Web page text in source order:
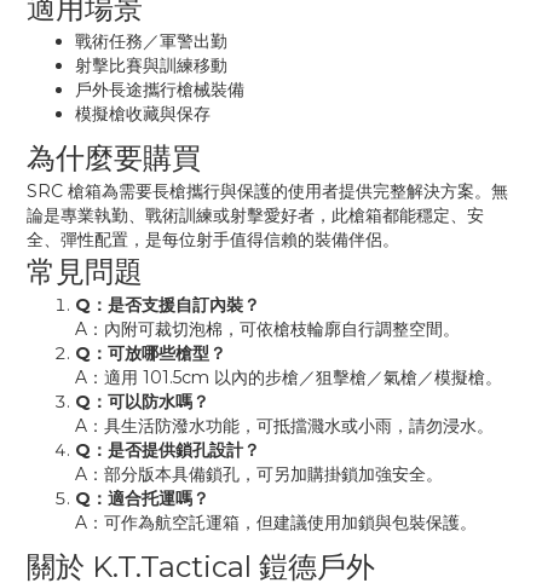
適用場景
戰術任務／軍警出勤
射擊比賽與訓練移動
戶外長途攜行槍械裝備
模擬槍收藏與保存
為什麼要購買
SRC 槍箱為需要長槍攜行與保護的使用者提供完整解決方案。無
論是專業執勤、戰術訓練或射擊愛好者，此槍箱都能穩定、安
全、彈性配置，是每位射手值得信賴的裝備伴侶。
常見問題
Q：是否支援自訂內裝？
A：內附可裁切泡棉，可依槍枝輪廓自行調整空間。
Q：可放哪些槍型？
A：適用 101.5cm 以內的步槍／狙擊槍／氣槍／模擬槍。
Q：可以防水嗎？
A：具生活防潑水功能，可抵擋濺水或小雨，請勿浸水。
Q：是否提供鎖孔設計？
A：部分版本具備鎖孔，可另加購掛鎖加強安全。
Q：適合托運嗎？
A：可作為航空託運箱，但建議使用加鎖與包裝保護。
關於 K.T.Tactical 鎧德戶外